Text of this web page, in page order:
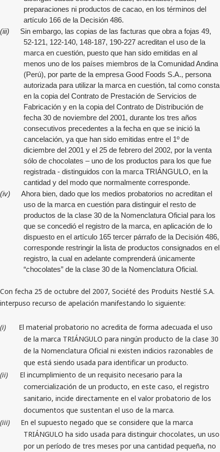
preparaciones ni productos de cacao, en los términos del
artículo 166 de la Decisión 486.
(iii)
Sin embargo, las copias de las facturas que obra a fojas 49,
52-121, 122-140, 148-187, 190-227 acreditan el uso de la
marca en cuestión, puesto que han sido emitidas en al
menos uno de los países miembros de la Comunidad Andina
(Perú), por parte de la empresa Good Foods S.A., persona
autorizada para utilizar la marca en cuestión, tal como consta
en la copia del Contrato de Prestación de Servicios de
Fabricación y en la copia del Contrato de Distribución de
fecha 30 de noviembre del 2001, durante los tres años
consecutivos precedentes a la fecha en que se inició la
cancelación, ya que han sido emitidas entre el 1º de
diciembre del 2001 y el 25 de febrero del 2002, por la venta
sólo de chocolates – uno de los productos para los que fue
registrada - distinguidos con la marca TRIÁNGULO, en la
cantidad y del modo que normalmente corresponde.
(iv)
Ahora bien, dado que los medios probatorios no acreditan el
uso de la marca en cuestión para distinguir el resto de
productos de la clase 30 de la Nomenclatura Oficial para los
que se concedió el registro de la marca, en aplicación de lo
dispuesto en el artículo 165 tercer párrafo de la Decisión 486,
corresponde restringir la lista de productos consignados en el
registro, la cual en adelante comprenderá únicamente
“chocolates” de la clase 30 de la Nomenclatura Oficial.
Con fecha 25 de octubre del 2007, Société des Produits Nestlé S.A.
interpuso recurso de apelación manifestando lo siguiente:
(i)
El material probatorio no acredita de forma adecuada el uso
de la marca TRIÁNGULO para ningún producto de la clase 30
de la Nomenclatura Oficial ni existen indicios razonables de
que está siendo usada para identificar un producto.
(ii)
El incumplimiento de un requisito necesario para la
comercialización de un producto, en este caso, el registro
sanitario, incide directamente en el valor probatorio de los
documentos que sustentan el uso de la marca.
(iii)
En el supuesto negado que se considere que la marca
TRIÁNGULO ha sido usada para distinguir chocolates, un uso
por un período de tres meses por una cantidad pequeña, no